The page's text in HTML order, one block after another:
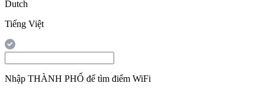
Dutch
Tiếng Việt
Nhập THÀNH PHỐ để tìm điểm WiFi